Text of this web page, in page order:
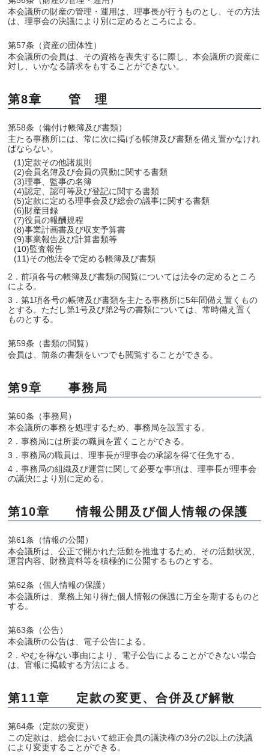
本会議所の財産の管理・運用は、理事長が行うものとし、その方法
は、理事会の決議により別に定めるところによる。
第57条（資産の団体性）
本会議所の会員は、その資格を喪失するに際し、本会議所の資産に
対し、いかなる請求をもすることができない。
第8章 管 理
第58条（備付け帳簿及び書類）
主たる事務所には、常に次に掲げる帳簿及び書類を備え置かなけれ
ばならない。
(1)定款その他諸規則
(2)会員名簿及び会員の異動に関する書類
(3)理事、監事の名簿
(4)認定、認可等及び登記に関する書類
(5)定款に定める理事会及び総会の議事に関する書類
(6)財産目録
(7)役員の報酬規程
(8)事業計画書及び収支予算書
(9)事業報告及び計算書類等
(10)監査報告
(11)その他法令で定める帳簿及び書類
2．前項各号の帳簿及び書類の閲覧については法令の定めるところ
による。
3．第1項各号の帳簿及び書類を主たる事務所に5年間備え置くもの
とする。ただし第1号及び第2号の書類については、常時備え置く
ものとする。
第59条（書類の閲覧）
会員は、前条の書類をいつでも閲覧することができる。
第9章 事務局
第60条（事務局）
本会議所の事務を処理するため、事務局を設置する。
2．事務局には所要の職員を置くことができる。
3．事務局の職員は、理事長が理事会の承認を得て任免する。
4．事務局の組織及び運営に関して必要な事項は、理事長が理事会
の議決により別に定める。
第10章 情報公開及び個人情報の保護
第61条（情報の公開）
本会議所は、公正で開かれた活動を推進するため、その活動状況、
運営内容、財務資料等を積極的に公開するものとする。
第62条（個人情報の保護）
本会議所は、業務上知り得た個人情報の保護に万全を期するものと
する。
第63条（公告）
本会議所の公告は、電子公告による。
2．やむを得ない事由により、電子公告によることができない場合
は、官報に掲載する方法による。
第11章 定款の変更、合併及び解散
第64条（定款の変更）
この定款は、総会において総正会員の議決権の3分の2以上の決議
により変更することができる。